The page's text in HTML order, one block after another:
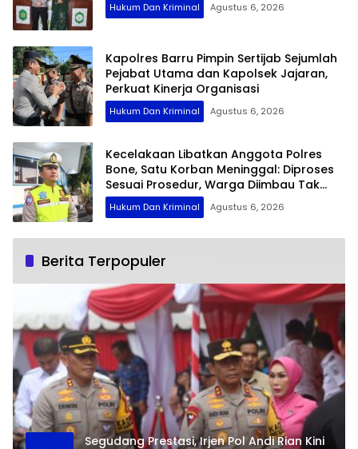
Hukum Dan Kriminal Agustus 6, 2026
Kapolres Barru Pimpin Sertijab Sejumlah
Pejabat Utama dan Kapolsek Jajaran,
Perkuat Kinerja Organisasi
Hukum Dan Kriminal Agustus 6, 2026
Kecelakaan Libatkan Anggota Polres
Bone, Satu Korban Meninggal: Diproses
Sesuai Prosedur, Warga Diimbau Tak
Berspekulasi
Hukum Dan Kriminal Agustus 6, 2026
Berita Terpopuler
Segudang Prestasi, Irjen Pol Andi Rian Kini